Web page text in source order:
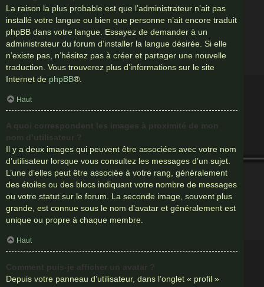
La raison la plus probable est que l’administrateur n’ait pas
installé votre langue ou bien que personne n’ait encore traduit
phpBB dans votre langue. Essayez de demander à un
administrateur du forum d’installer la langue désirée. Si elle
n’existe pas, n’hésitez pas à créer et partager une nouvelle
traduction. Vous trouverez plus d’informations sur le site
Internet de phpBB®.
Haut
Il y a deux images qui peuvent être associées avec votre nom
d’utilisateur lorsque vous consultez les messages d’un sujet.
L’une d’elles peut être associée à votre rang, généralement
des étoiles ou des blocs indiquant votre nombre de messages
ou votre statut sur le forum. La seconde image, souvent plus
grande, est connue sous le nom d’avatar et généralement est
unique ou propre à chaque membre.
Haut
Depuis votre panneau d’utilisateur, dans l’onglet « profil »